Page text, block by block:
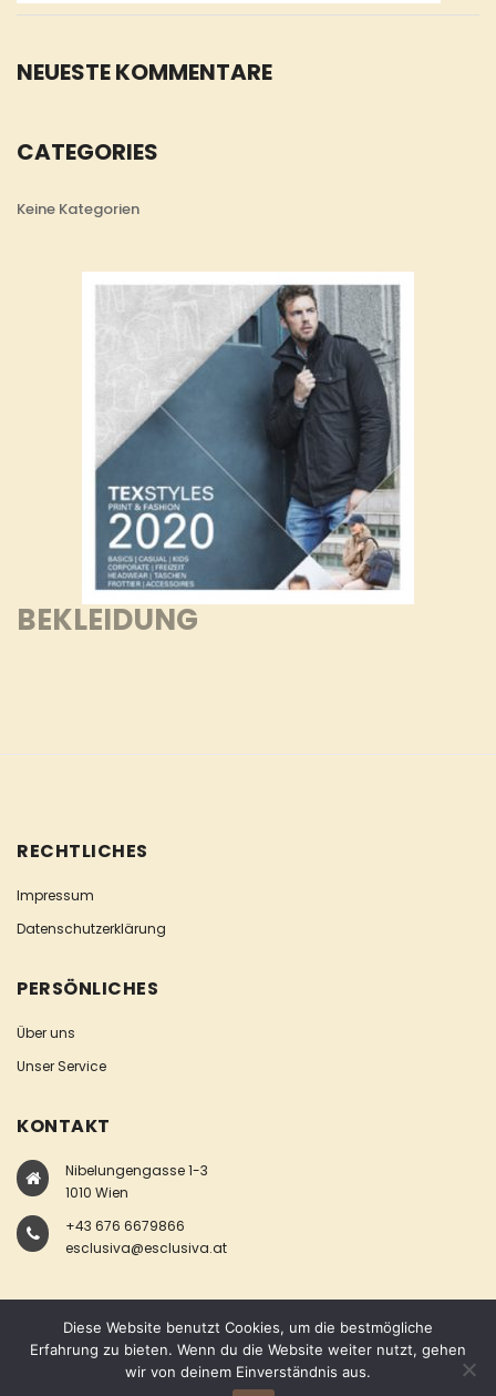
NEUESTE KOMMENTARE
CATEGORIES
Keine Kategorien
BEKLEIDUNG
RECHTLICHES
Impressum
Datenschutzerklärung
PERSÖNLICHES
Über uns
Unser Service
KONTAKT
Nibelungengasse 1-3
1010 Wien
+43 676 6679866
esclusiva@esclusiva.at
COPYRIGHT © ESCLUSIVA
Diese Website benutzt Cookies, um die bestmögliche
Erfahrung zu bieten. Wenn du die Website weiter nutzt, gehen
wir von deinem Einverständnis aus.